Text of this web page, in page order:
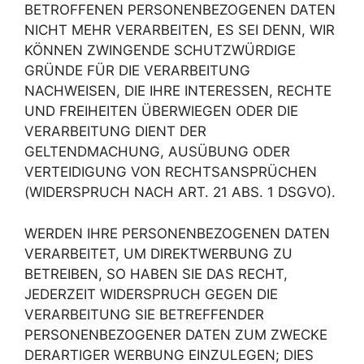
BETROFFENEN PERSONENBEZOGENEN DATEN
NICHT MEHR VERARBEITEN, ES SEI DENN, WIR
KÖNNEN ZWINGENDE SCHUTZWÜRDIGE
GRÜNDE FÜR DIE VERARBEITUNG
NACHWEISEN, DIE IHRE INTERESSEN, RECHTE
UND FREIHEITEN ÜBERWIEGEN ODER DIE
VERARBEITUNG DIENT DER
GELTENDMACHUNG, AUSÜBUNG ODER
VERTEIDIGUNG VON RECHTSANSPRÜCHEN
(WIDERSPRUCH NACH ART. 21 ABS. 1 DSGVO).
WERDEN IHRE PERSONENBEZOGENEN DATEN
VERARBEITET, UM DIREKTWERBUNG ZU
BETREIBEN, SO HABEN SIE DAS RECHT,
JEDERZEIT WIDERSPRUCH GEGEN DIE
VERARBEITUNG SIE BETREFFENDER
PERSONENBEZOGENER DATEN ZUM ZWECKE
DERARTIGER WERBUNG EINZULEGEN; DIES